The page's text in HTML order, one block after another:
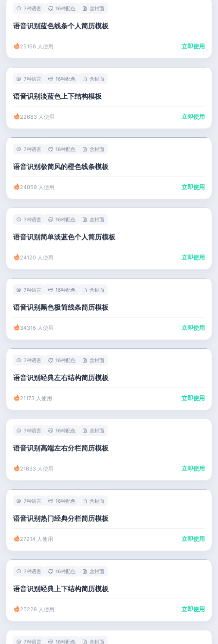
7种语言 16种配色 含封面
语音识别蓝色线条个人简历模板
25166 人使用 立即使用
7种语言 16种配色 含封面
语音识别淡蓝色上下结构模板
22683 人使用 立即使用
7种语言 16种配色 含封面
语音识别极简风的橙色线条模板
24059 人使用 立即使用
7种语言 16种配色 含封面
语音识别简单淡蓝色个人简历模板
24120 人使用 立即使用
7种语言 16种配色 含封面
语音识别黑色极简线条简历模板
34316 人使用 立即使用
7种语言 16种配色 含封面
语音识别经典左右结构简历模板
21173 人使用 立即使用
7种语言 16种配色 含封面
语音识别高端左右分栏简历模板
21633 人使用 立即使用
7种语言 16种配色 含封面
语音识别热门经典分栏简历模板
27214 人使用 立即使用
7种语言 16种配色 含封面
语音识别经典上下结构简历模板
25228 人使用 立即使用
7种语言 16种配色 含封面